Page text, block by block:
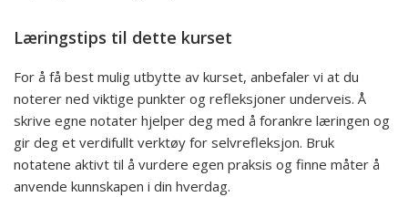
Læringstips til dette kurset
For å få best mulig utbytte av kurset, anbefaler vi at du
noterer ned viktige punkter og refleksjoner underveis. Å
skrive egne notater hjelper deg med å forankre læringen og
gir deg et verdifullt verktøy for selvrefleksjon. Bruk
notatene aktivt til å vurdere egen praksis og finne måter å
anvende kunnskapen i din hverdag.